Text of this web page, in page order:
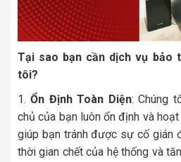
Tại sao bạn cần dịch vụ bảo
tôi?
Ổn Định Toàn Diện: Chúng
chủ của bạn luôn ổn định và
giúp bạn tránh được sự cố gián
thời gian chết của hệ thống và